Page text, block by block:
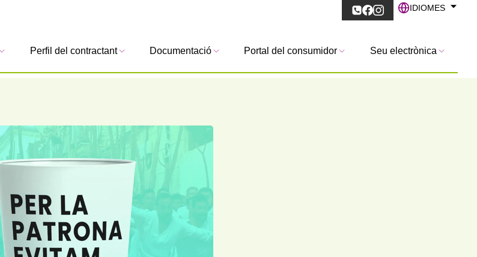
IDIOMES
Perfil del contractant Documentació Portal del consumidor Seu electrònica